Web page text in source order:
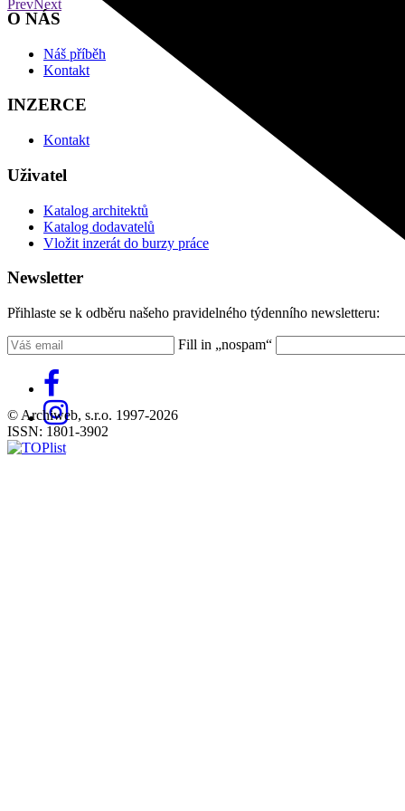
PrevNext
O NÁS
Náš příběh
Kontakt
INZERCE
Kontakt
Uživatel
Katalog architektů
Katalog dodavatelů
Vložit inzerát do burzy práce
Newsletter
Přihlaste se k odběru našeho pravidelného týdenního newsletteru:
Fill in „nospam“
© Archiweb, s.r.o. 1997-2026
ISSN: 1801-3902